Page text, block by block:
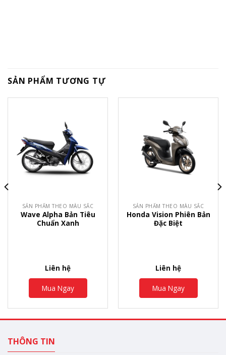
SẢN PHẨM TƯƠNG TỰ
SẢN PHẨM THEO MÀU SẮC
Wave Alpha Bản Tiêu
Chuẩn Xanh
Liên hệ
Mua Ngay
SẢN PHẨM THEO MÀU SẮC
Honda Vision Phiên Bản
Đặc Biệt
Liên hệ
Mua Ngay
THÔNG TIN